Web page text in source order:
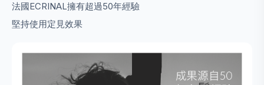
法國ECRINAL擁有超過50年經驗
堅持使用定見效果